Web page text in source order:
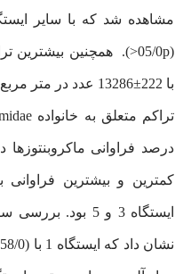
مشاهده شد که با سایر
درصد فراوانی
ایستگاه 3 و 5